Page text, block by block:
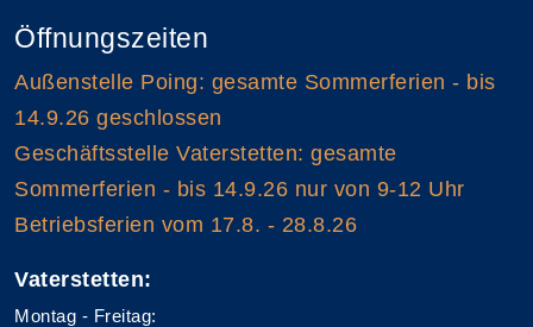
Öffnungszeiten
Außenstelle Poing: gesamte Sommerferien - bis
14.9.26 geschlossen
Geschäftsstelle Vaterstetten: gesamte
Sommerferien - bis 14.9.26 nur von 9-12 Uhr
Betriebsferien vom 17.8. - 28.8.26
Vaterstetten:
Montag - Freitag: